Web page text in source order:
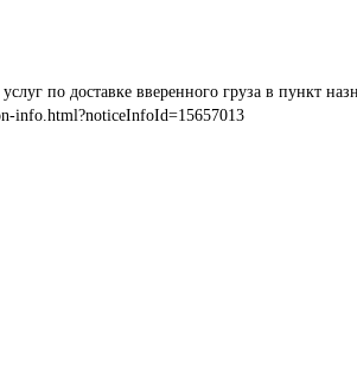
по доставке вверенного груза в пункт
info.html?noticeInfoId=15657013